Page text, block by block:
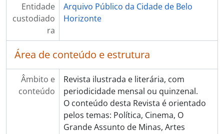
Entidade
custodiado
ra
Arquivo Público da Cidade de Belo
Horizonte
Área de conteúdo e estrutura
Âmbito e
conteúdo
Revista ilustrada e literária, com
periodicidade mensal ou quinzenal.
O conteúdo desta Revista é orientado
pelos temas: Política, Cinema, O
Grande Assunto de Minas, Artes